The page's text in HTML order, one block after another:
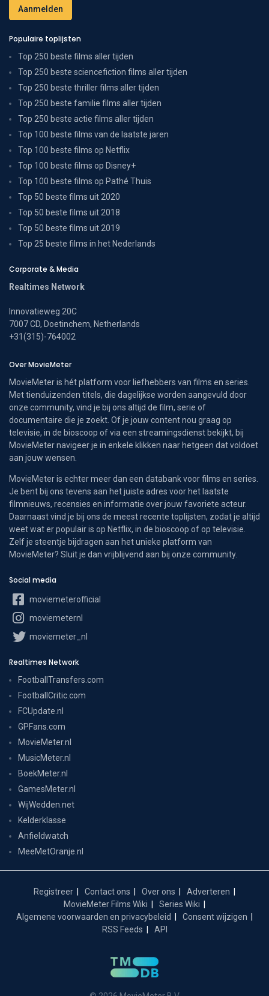
Populaire toplijsten
Top 250 beste films aller tijden
Top 250 beste sciencefiction films aller tijden
Top 250 beste thriller films aller tijden
Top 250 beste familie films aller tijden
Top 250 beste actie films aller tijden
Top 100 beste films van de laatste jaren
Top 100 beste films op Netflix
Top 100 beste films op Disney+
Top 100 beste films op Pathé Thuis
Top 50 beste films uit 2020
Top 50 beste films uit 2018
Top 50 beste films uit 2019
Top 25 beste films in het Nederlands
Corporate & Media
Realtimes Network
Innovatieweg 20C
7007 CD, Doetinchem, Netherlands
+31(315)-764002
Over MovieMeter
MovieMeter is hét platform voor liefhebbers van films en series.
Met tienduizenden titels, die dagelijkse worden aangevuld door
onze community, vind je bij ons altijd de film, serie of
documentaire die je zoekt. Of je jouw content nou graag op
televisie, in de bioscoop of via een streamingsdienst bekijkt, bij
MovieMeter navigeer je in enkele klikken naar hetgeen dat voldoet
aan jouw wensen.
MovieMeter is echter meer dan een databank voor films en series.
Je bent bij ons tevens aan het juiste adres voor het laatste
filmnieuws, recensies en informatie over jouw favoriete acteur.
Daarnaast vind je bij ons de meest recente toplijsten, zodat je altijd
weet wat er populair is op Netflix, in de bioscoop of op televisie.
Zelf je steentje bijdragen aan het unieke platform van
MovieMeter? Sluit je dan vrijblijvend aan bij onze community.
Social media
moviemeterofficial
moviemeternl
moviemeter_nl
Realtimes Network
FootballTransfers.com
FootballCritic.com
FCUpdate.nl
GPFans.com
MovieMeter.nl
MusicMeter.nl
BoekMeter.nl
GamesMeter.nl
WijWedden.net
Kelderklasse
Anfieldwatch
MeeMetOranje.nl
Registreer Contact ons Over ons
Adverteren
MovieMeter Films Wiki
Series Wiki
Algemene voorwaarden en privacybeleid
Consent wijzigen
RSS Feeds
API